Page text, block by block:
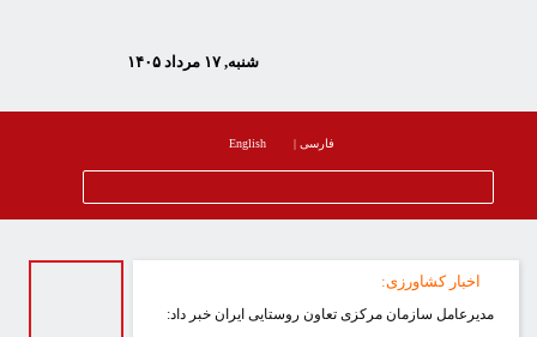
English
اخبار کشاورزی:
سازمان مرکزی تعاون روستایی ایران خبر داد: